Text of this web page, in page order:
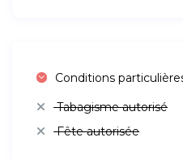
Conditions
Tabagisme autorisé
Fête autorisée